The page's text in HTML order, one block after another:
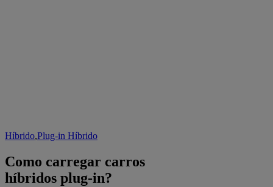
Híbrido,Plug-in Híbrido
Como carregar carros
híbridos plug-in?